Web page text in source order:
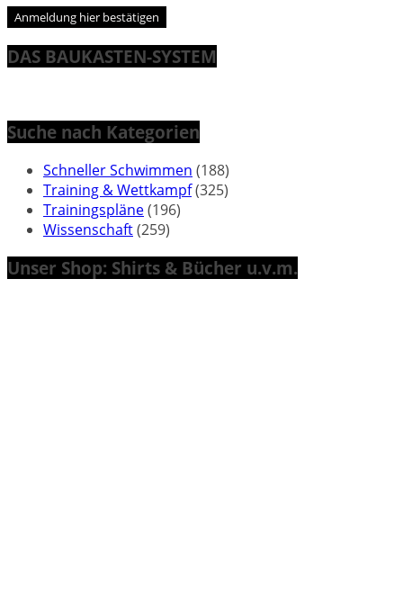
DAS BAUKASTEN-SYSTEM
Suche nach Kategorien
Schneller Schwimmen (188)
Training & Wettkampf(325)
Trainingspläne(196)
Wissenschaft(259)
Unser Shop: Shirts & Bücher u.v.m.